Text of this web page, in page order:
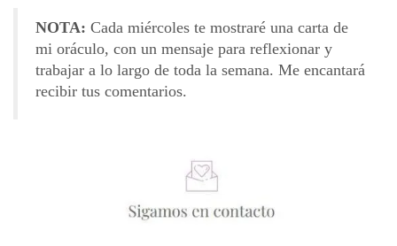
NOTA: Cada miércoles te mostraré una carta de
mi oráculo, con un mensaje para reflexionar y
trabajar a lo largo de toda la semana. Me encantará
recibir tus comentarios.